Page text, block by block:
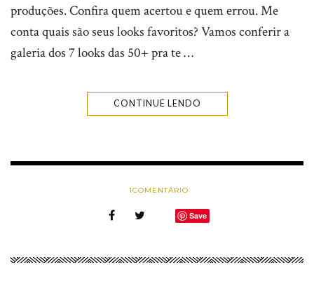
produções. Confira quem acertou e quem errou. Me
conta quais são seus looks favoritos? Vamos conferir a
galeria dos 7 looks das 50+ pra te …
CONTINUE LENDO
1COMENTÁRIO
Save